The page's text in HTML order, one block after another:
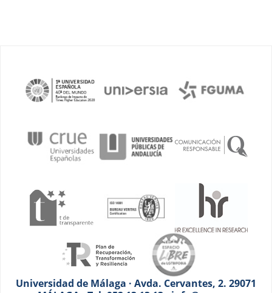
Universidad de Málaga · Avda. Cervantes, 2. 29071